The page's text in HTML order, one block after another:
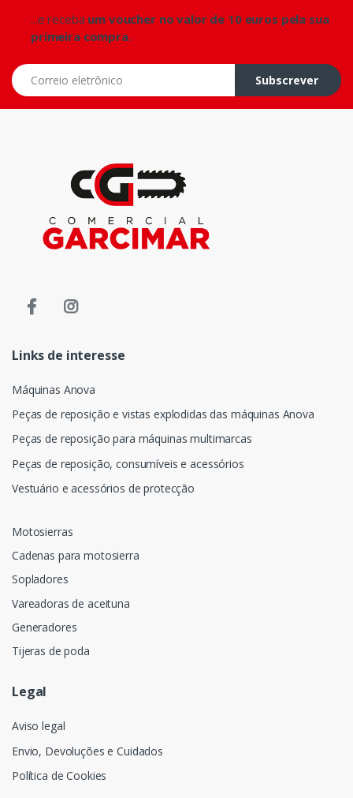
...e receba um voucher no valor de 10 euros pela sua
primeira compra.
Correio eletrônico
Subscrever
Links de interesse
Máquinas Anova
Peças de reposição e vistas explodidas das máquinas Anova
Peças de reposição para máquinas multimarcas
Peças de reposição, consumíveis e acessórios
Vestuário e acessórios de protecção
Motosierras
Cadenas para motosierra
Sopladores
Vareadoras de aceituna
Generadores
Tijeras de poda
Legal
Aviso legal
Envio, Devoluções e Cuidados
Política de Cookies